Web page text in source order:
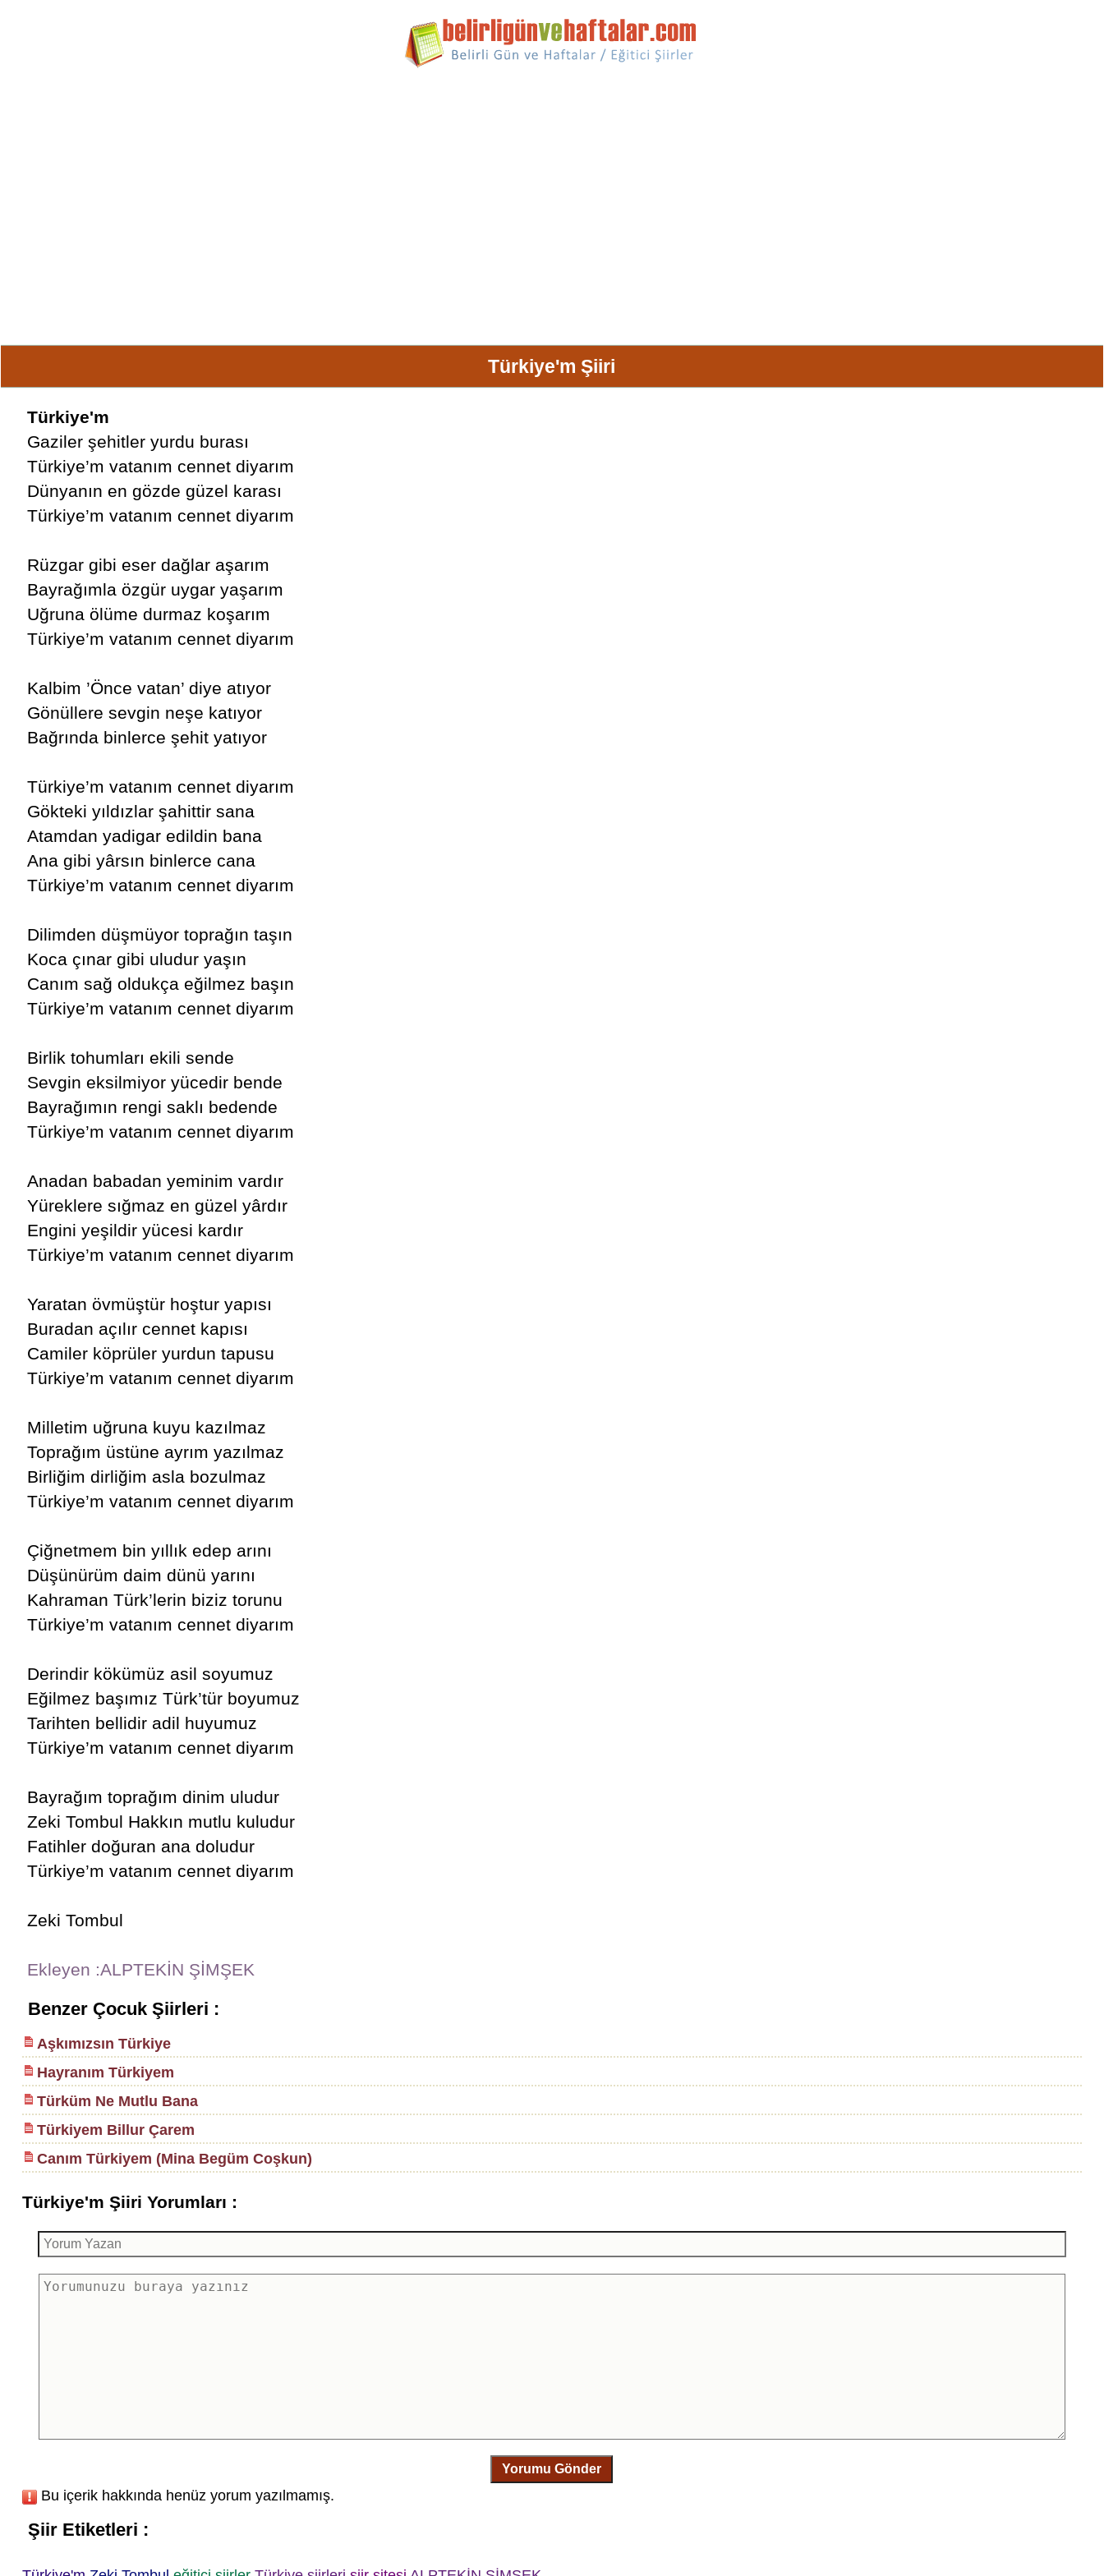
Türkiye'm Şiiri
Türkiye'm
Gaziler şehitler yurdu burası
Türkiye’m vatanım cennet diyarım
Dünyanın en gözde güzel karası
Türkiye’m vatanım cennet diyarım
Rüzgar gibi eser dağlar aşarım
Bayrağımla özgür uygar yaşarım
Uğruna ölüme durmaz koşarım
Türkiye’m vatanım cennet diyarım
Kalbim ’Önce vatan’ diye atıyor
Gönüllere sevgin neşe katıyor
Bağrında binlerce şehit yatıyor
Türkiye’m vatanım cennet diyarım
Gökteki yıldızlar şahittir sana
Atamdan yadigar edildin bana
Ana gibi yârsın binlerce cana
Türkiye’m vatanım cennet diyarım
Dilimden düşmüyor toprağın taşın
Koca çınar gibi uludur yaşın
Canım sağ oldukça eğilmez başın
Türkiye’m vatanım cennet diyarım
Birlik tohumları ekili sende
Sevgin eksilmiyor yücedir bende
Bayrağımın rengi saklı bedende
Türkiye’m vatanım cennet diyarım
Anadan babadan yeminim vardır
Yüreklere sığmaz en güzel yârdır
Engini yeşildir yücesi kardır
Türkiye’m vatanım cennet diyarım
Yaratan övmüştür hoştur yapısı
Buradan açılır cennet kapısı
Camiler köprüler yurdun tapusu
Türkiye’m vatanım cennet diyarım
Milletim uğruna kuyu kazılmaz
Toprağım üstüne ayrım yazılmaz
Birliğim dirliğim asla bozulmaz
Türkiye’m vatanım cennet diyarım
Çiğnetmem bin yıllık edep arını
Düşünürüm daim dünü yarını
Kahraman Türk’lerin biziz torunu
Türkiye’m vatanım cennet diyarım
Derindir kökümüz asil soyumuz
Eğilmez başımız Türk’tür boyumuz
Tarihten bellidir adil huyumuz
Türkiye’m vatanım cennet diyarım
Bayrağım toprağım dinim uludur
Zeki Tombul Hakkın mutlu kuludur
Fatihler doğuran ana doludur
Türkiye’m vatanım cennet diyarım
Zeki Tombul
Ekleyen :ALPTEKİN ŞİMŞEK
Benzer Çocuk Şiirleri :
Aşkımızsın Türkiye
Hayranım Türkiyem
Türküm Ne Mutlu Bana
Türkiyem Billur Çarem
Canım Türkiyem (Mina Begüm Coşkun)
Türkiye'm Şiiri Yorumları :
Yorumu Gönder
Bu içerik hakkında henüz yorum yazılmamış.
Şiir Etiketleri :